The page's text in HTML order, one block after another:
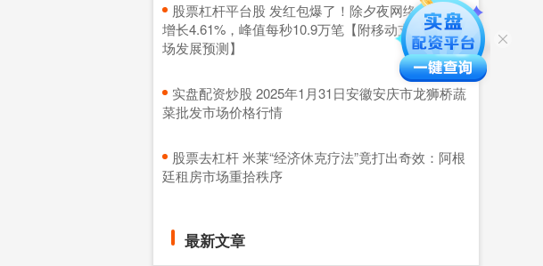
​股票杠杆平台股 发红包爆了！除夕夜网络支付同比
增长4.61%，峰值每秒10.9万笔【附移动支付行业市
场发展预测】
​实盘配资炒股 2025年1月31日安徽安庆市龙狮桥蔬
菜批发市场价格行情
​股票去杠杆 米莱“经济休克疗法”竟打出奇效：阿根
廷租房市场重拾秩序
最新文章